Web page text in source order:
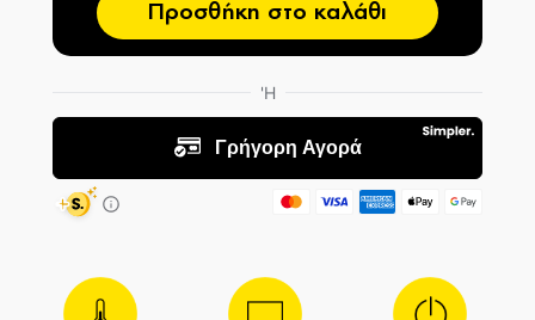
Προσθήκη στο καλάθι